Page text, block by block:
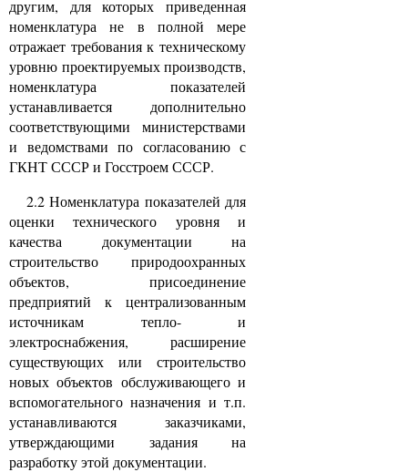
другим, для которых приведенная
номенклатура не в полной мере
отражает требования к техническому
уровню проектируемых производств,
номенклатура показателей
устанавливается дополнительно
соответствующими министерствами
и ведомствами по согласованию с
ГКНТ СССР и Госстроем СССР.
2.2 Номенклатура показателей для
оценки технического уровня и
качества документации на
строительство природоохранных
объектов, присоединение
предприятий к централизованным
источникам тепло- и
электроснабжения, расширение
существующих или строительство
новых объектов обслуживающего и
вспомогательного назначения и т.п.
устанавливаются заказчиками,
утверждающими задания на
разработку этой документации.